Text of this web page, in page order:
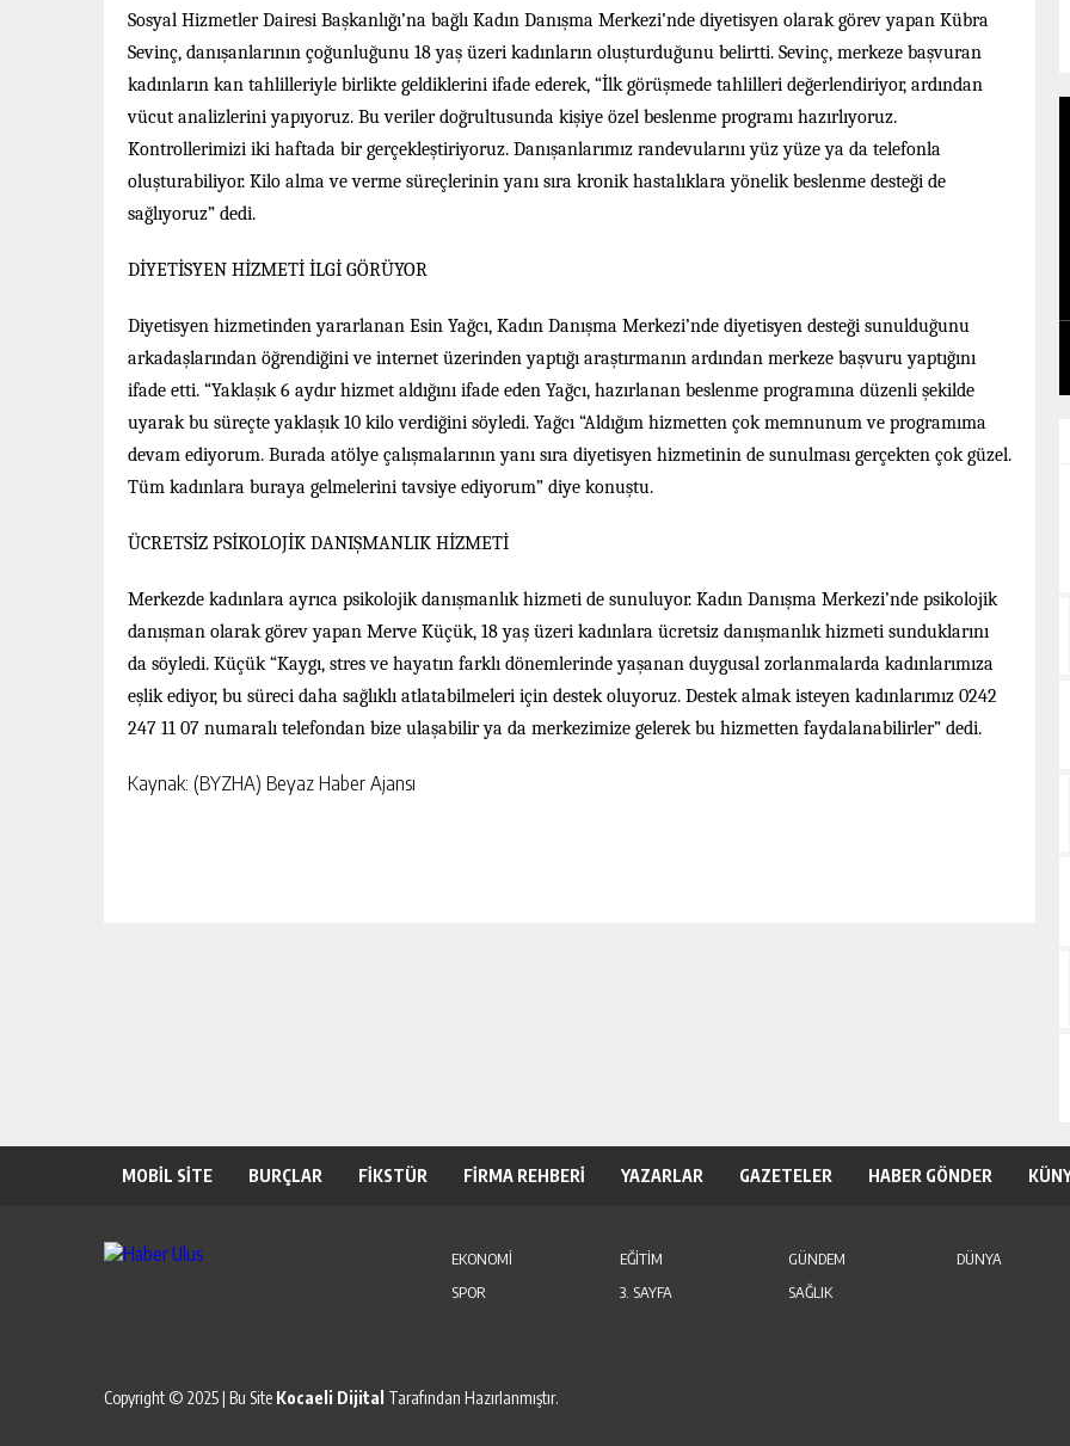
Sosyal Hizmetler Dairesi Başkanlığı’na bağlı Kadın Danışma Merkezi’nde diyetisyen olarak görev yapan Kübra
Sevinç, danışanlarının çoğunluğunu 18 yaş üzeri kadınların oluşturduğunu belirtti. Sevinç, merkeze başvuran
kadınların kan tahlilleriyle birlikte geldiklerini ifade ederek, “İlk görüşmede tahlilleri değerlendiriyor, ardından
vücut analizlerini yapıyoruz. Bu veriler doğrultusunda kişiye özel beslenme programı hazırlıyoruz.
Kontrollerimizi iki haftada bir gerçekleştiriyoruz. Danışanlarımız randevularını yüz yüze ya da telefonla
oluşturabiliyor. Kilo alma ve verme süreçlerinin yanı sıra kronik hastalıklara yönelik beslenme desteği de
sağlıyoruz” dedi.
DİYETİSYEN HİZMETİ İLGİ GÖRÜYOR
Diyetisyen hizmetinden yararlanan Esin Yağcı, Kadın Danışma Merkezi’nde diyetisyen desteği sunulduğunu
arkadaşlarından öğrendiğini ve internet üzerinden yaptığı araştırmanın ardından merkeze başvuru yaptığını
ifade etti. “Yaklaşık 6 aydır hizmet aldığını ifade eden Yağcı, hazırlanan beslenme programına düzenli şekilde
uyarak bu süreçte yaklaşık 10 kilo verdiğini söyledi. Yağcı “Aldığım hizmetten çok memnunum ve programıma
devam ediyorum. Burada atölye çalışmalarının yanı sıra diyetisyen hizmetinin de sunulması gerçekten çok güzel.
Tüm kadınlara buraya gelmelerini tavsiye ediyorum” diye konuştu.
ÜCRETSİZ PSİKOLOJİK DANIŞMANLIK HİZMETİ
Merkezde kadınlara ayrıca psikolojik danışmanlık hizmeti de sunuluyor. Kadın Danışma Merkezi’nde psikolojik
danışman olarak görev yapan Merve Küçük, 18 yaş üzeri kadınlara ücretsiz danışmanlık hizmeti sunduklarını
da söyledi. Küçük “Kaygı, stres ve hayatın farklı dönemlerinde yaşanan duygusal zorlanmalarda kadınlarımıza
eşlik ediyor, bu süreci daha sağlıklı atlatabilmeleri için destek oluyoruz. Destek almak isteyen kadınlarımız 0242
247 11 07 numaralı telefondan bize ulaşabilir ya da merkezimize gelerek bu hizmetten faydalanabilirler” dedi.
Kaynak: (BYZHA) Beyaz Haber Ajansı
MOBİL SİTE BURÇLAR FİKSTÜR FİRMA REHBERİ YAZARLAR GAZETELER HABER GÖNDER
EKONOMİ EĞİTİM GÜNDEM DÜNYA
SPOR
3. SAYFA SAĞLIK
Copyright © 2025 | Bu Site Kocaeli Dijital Tarafından Hazırlanmıştır.